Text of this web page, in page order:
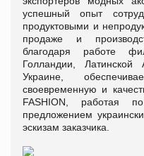
успешный опыт
продуктовыми и
продаже и
благодаря работе
Голландии,
Украине,
своевременную и
FASHION, работая
предложением
эскизам заказчика.